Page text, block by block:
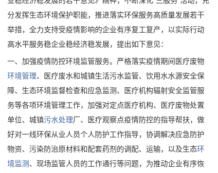
分发挥生态环境保护职能，推进落实环保服务高质量发展若干
举措，全力支持受疫情影响的企业有序复工复产，以实际行动
高水平服务稳企业稳经济稳发展，提出如下意见：
一、加强疫情防控环境监管服务。严格落实疫情期间医疗废物
环境管理、医疗废水和城镇生活污水监管、饮用水水源安全保
障、生态环境监督检查和应急监测、医疗机构辐射安全监管服
务等各项环境管理工作，加强对定点医疗机构、医疗废物处置
单位、城镇污水处理厂、医疗观察点疫情防控的指导帮扶，做
好对一线环保从业人员个人防护工作指导，协调解决应急防护
物资、污染防治原材料和配套药剂的调配、运输，以及生态环
境监测 、现场监管人员的工作通行等问题，为推动企业有序恢